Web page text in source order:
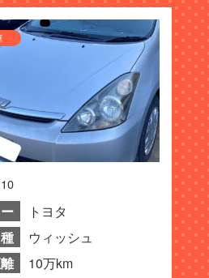
トヨタ
ウィッシュ
10万km